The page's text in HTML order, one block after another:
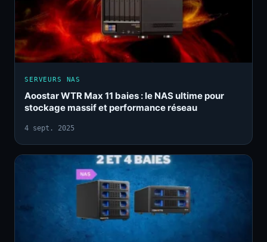
SERVEURS NAS
Aoostar WTR Max 11 baies : le NAS ultime pour
stockage massif et performance réseau
4 sept. 2025